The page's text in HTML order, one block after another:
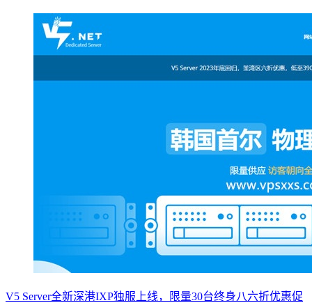
V5 Server全新深港IXP独服上线，限量30台终身八六折优惠促